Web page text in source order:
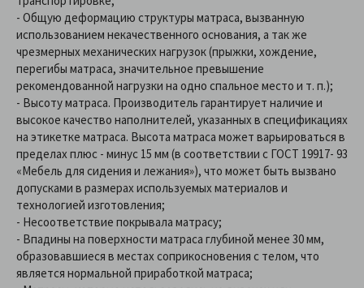
- Общую деформацию структуры матраса, вызванную
использованием некачественного основания, а так же
чрезмерных механических нагрузок (прыжки, хождение,
перегибы матраса, значительное превышение
рекомендованной нагрузки на одно спальное место и т. п.);
- Высоту матраса. Производитель гарантирует наличие и
высокое качество наполнителей, указанных в спецификациях
на этикетке матраса. Высота матраса может варьироваться в
пределах плюс - минус 15 мм (в соответствии с ГОСТ 19917- 93
«Мебель для сидения и лежания»), что может быть вызвано
допусками в размерах используемых материалов и
технологией изготовления;
- Несоответствие покрывала матрасу;
- Впадины на поверхности матраса глубиной менее 30 мм,
образовавшиеся в местах соприкосновения с телом, что
является нормальной приработкой матраса;